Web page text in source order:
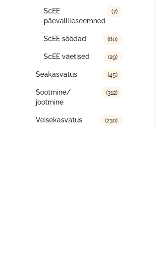
ScEE
päevalilleseemned
(7)
ScEE söödad (80)
ScEE väetised (29)
Seakasvatus (45)
Söötmine/
jootmine
(312)
Veisekasvatus (230)